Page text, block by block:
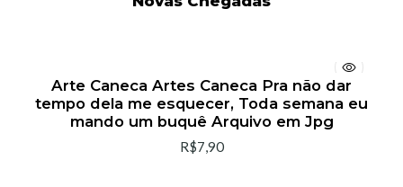
Arte Caneca Artes Caneca Pra não dar
tempo dela me esquecer, Toda semana eu
mando um buquê Arquivo em Jpg
R$7,90